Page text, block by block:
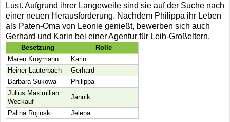
Lust. Aufgrund ihrer Langeweile sind sie auf der Suche nach
einer neuen Herausforderung. Nachdem Philippa ihr Leben
als Paten-Oma von Leonie genießt, bewerben sich auch
Gerhard und Karin bei einer Agentur für Leih-Großeltern.
Besetzung
Rolle
Maren Kroymann
Karin
Heiner Lauterbach
Gerhard
Barbara Sukowa
Philippa
Julius Maximilian
Weckauf
Jannik
Palina Rojinski Jelena